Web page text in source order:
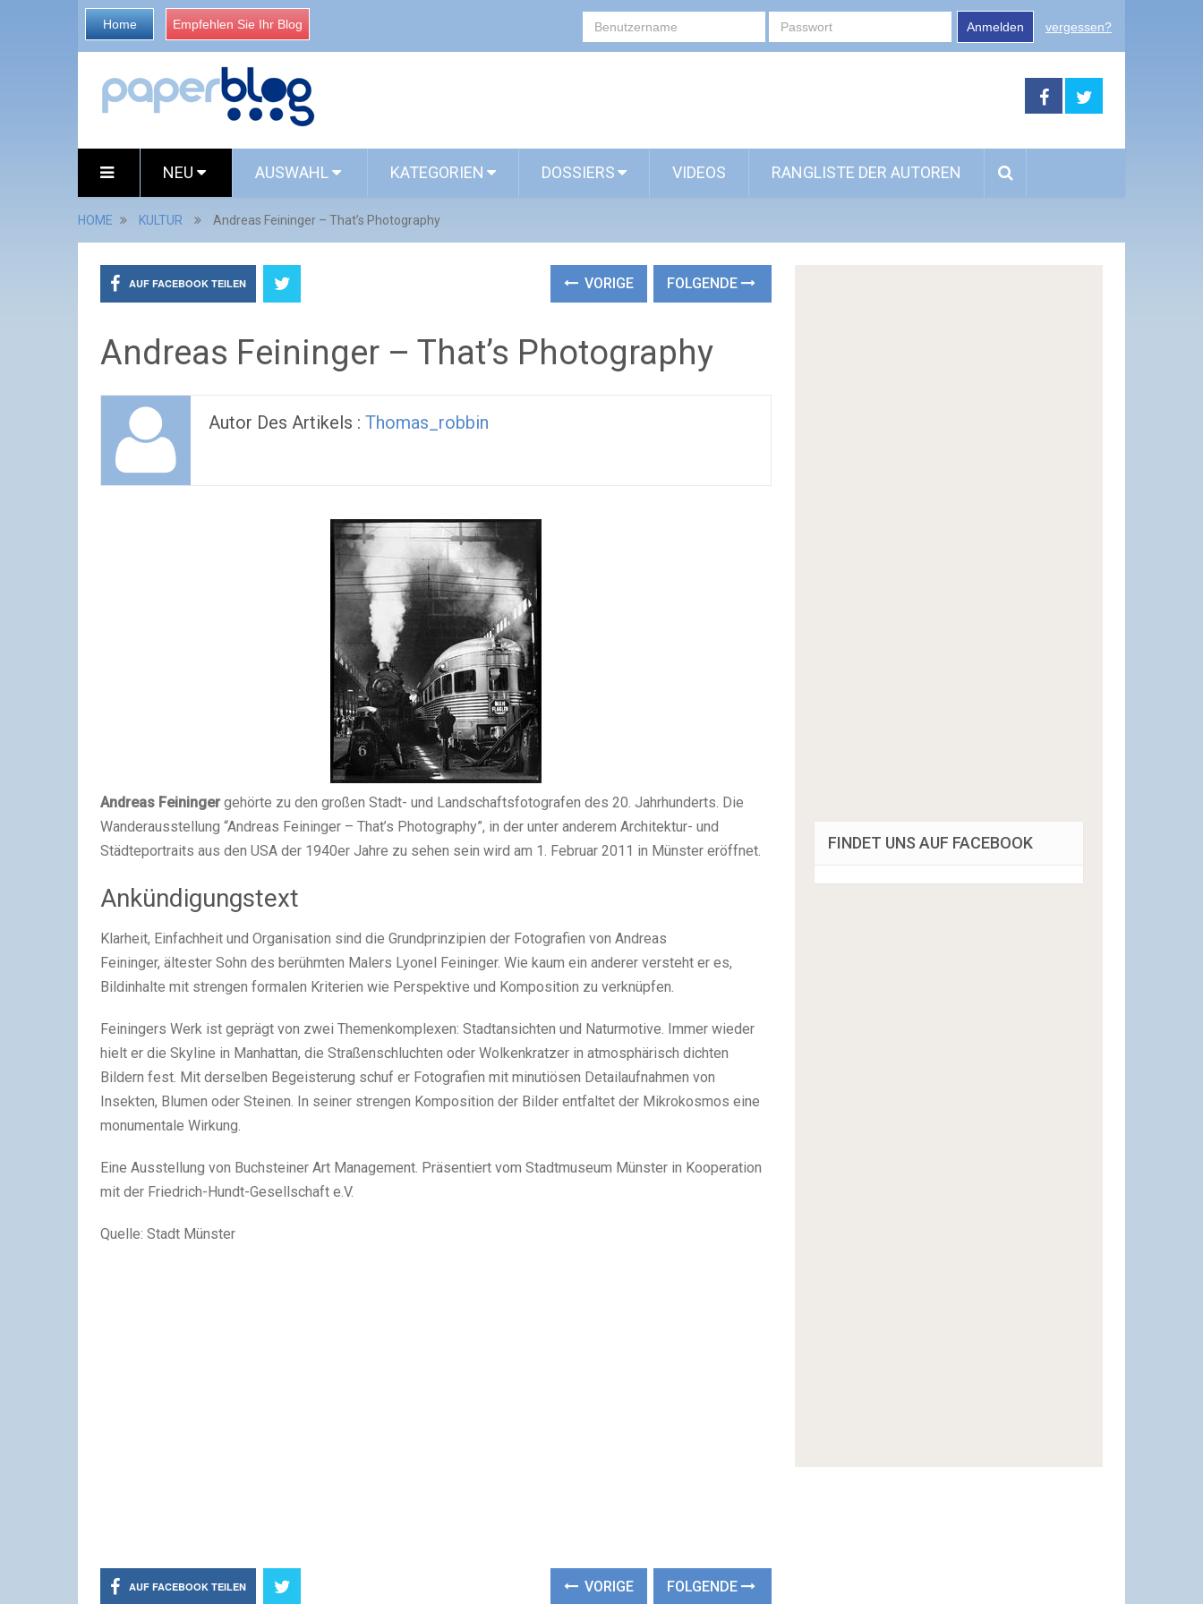
Home Empfehlen Sie Ihr Blog Anmelden vergessen?
NEU AUSWAHL KATEGORIEN DOSSIERS VIDEOS RANGLISTE DER AUTOREN
HOME KULTUR Andreas Feininger – That’s Photography
AUF FACEBOOK TEILEN VORIGE FOLGENDE
Andreas Feininger – That’s Photography
Autor Des Artikels : Thomas_robbin
Andreas Feininger gehörte zu den großen Stadt- und Landschafts­fotografen des 20. Jahrhunderts. Die
Wander­ausstellung “Andreas Feininger – That’s Photography”, in der unter anderem Architektur- und
Städteportraits aus den USA der 1940er Jahre zu sehen sein wird am 1. Februar 2011 in Münster eröffnet.
Ankündigungstext
Klarheit, Einfachheit und Organisation sind die Grundprinzipien der Fotografien von Andreas
Feininger, ältester Sohn des berühmten Malers Lyonel Feininger. Wie kaum ein anderer versteht er es,
Bildinhalte mit strengen formalen Kriterien wie Perspektive und Komposition zu verknüpfen.
Feiningers Werk ist geprägt von zwei Themenkomplexen: Stadtansichten und Naturmotive. Immer wieder
hielt er die Skyline in Manhattan, die Straßenschluchten oder Wolkenkratzer in atmosphärisch dichten
Bildern fest. Mit derselben Begeisterung schuf er Fotografien mit minutiösen Detailaufnahmen von
Insekten, Blumen oder Steinen. In seiner strengen Komposition der Bilder entfaltet der Mikrokosmos eine
monumentale Wirkung.
Eine Ausstellung von Buchsteiner Art Management. Präsentiert vom Stadtmuseum Münster in Kooperation
mit der Friedrich-Hundt-Gesellschaft e.V.
Quelle: Stadt Münster
AUF FACEBOOK TEILEN VORIGE FOLGENDE
FINDET UNS AUF FACEBOOK